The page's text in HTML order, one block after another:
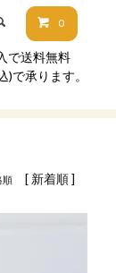
0
で送料無料
で承ります。
順 [ 新着順 ]